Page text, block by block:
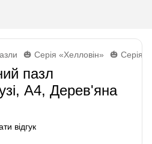
🎃 Серія «Хелловін» 🎃 Серія
пазл
А4, Дерев'яна
відгук